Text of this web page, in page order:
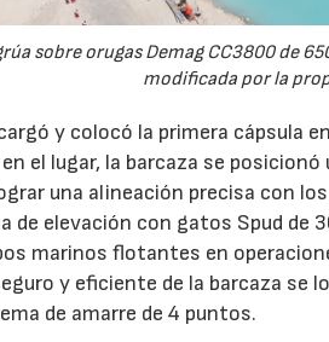
sobre orugas Demag CC3800 de
modificada por la
y colocó la primera cápsula
el lugar, la barcaza se
una alineación precisa con
de elevación con gatos Spud de
marinos flotantes en
y eficiente de la barcaza se
de amarre de 4 puntos.